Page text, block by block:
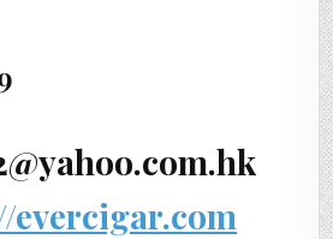
evercigar.com